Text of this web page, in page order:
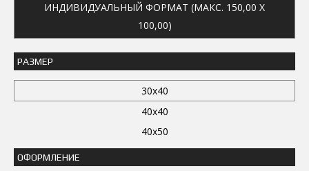
ИНДИВИДУАЛЬНЫЙ ФОРМАТ (МАКС. 150,00 X
100,00)
РАЗМЕР
30x40
40x40
40x50
ОФОРМЛЕНИЕ